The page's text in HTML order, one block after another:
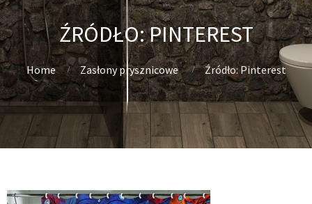
ŹRÓDŁO: PINTEREST
Home Zasłony prysznicowe Źródło: Pinterest